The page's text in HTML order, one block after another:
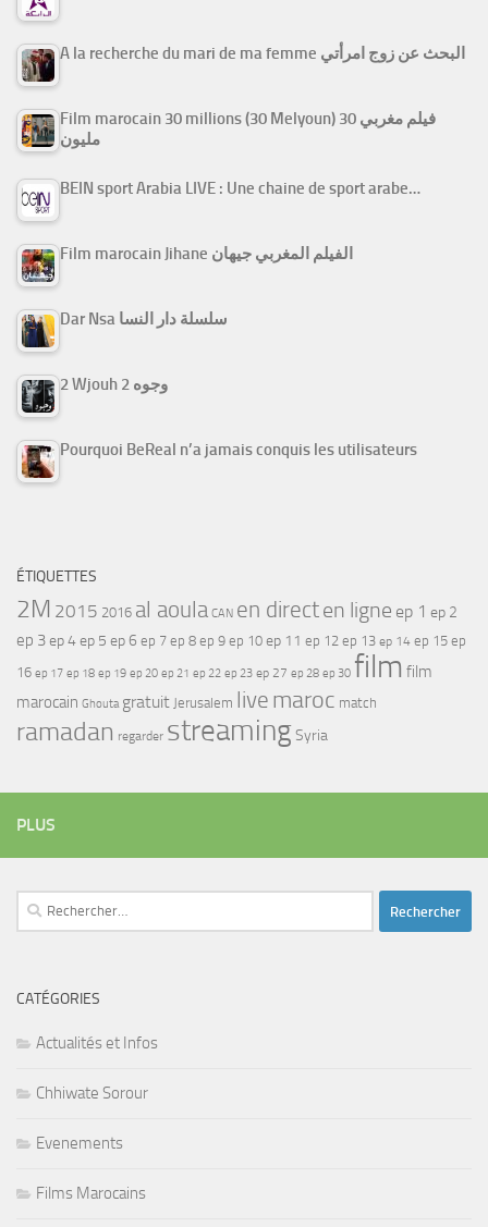
A la recherche du mari de ma femme البحث عن زوج امرأتي
Film marocain 30 millions (30 Melyoun) فيلم مغربي 30
مليون
BEIN sport Arabia LIVE : Une chaine de sport arabe…
Film marocain Jihane الفيلم المغربي جيهان
Dar Nsa سلسلة دار النسا
2 Wjouh 2 وجوه
Pourquoi BeReal n’a jamais conquis les utilisateurs
ÉTIQUETTES
2M 2015 2016 al aoula CAN en directen ligne ep 1 ep 2
ep 3ep 4ep 5 ep 6 ep 7 ep 8 ep 9 ep 10 ep 11 ep 12 ep 13 ep 14 ep 15 ep
16 ep 17 ep 18 ep 19 ep 20 ep 21 ep 22 ep 23 ep 27 ep 28 ep 30 film film
marocain Ghouta gratuit Jerusalem live maroc match
ramadan regarder streamingSyria
PLUS
Rechercher :
CATÉGORIES
Actualités et Infos
Chhiwate Sorour
Evenements
Films Marocains